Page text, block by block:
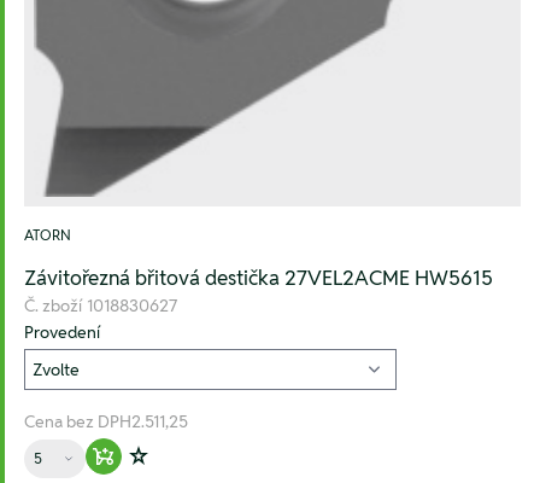
ATORN
Závitořezná břitová destička 27VEL2ACME HW5615
Č. zboží 1018830627
Provedení
Cena bez DPH2.511,25
Množství
Warenkorb hinzufügen
Zur Wunschliste hinzufügen